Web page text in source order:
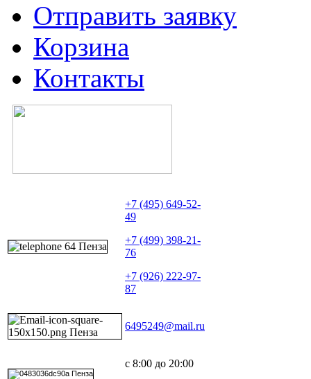
Отправить заявку
Корзина
Контакты
+7 (495) 649-52-
49
+7 (499) 398-21-
76
+7 (926) 222-97-
87
6495249@mail.ru
с 8:00 до 20:00